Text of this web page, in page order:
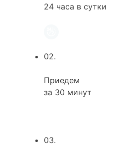
24 часа в сутки
02.
Приедем
за 30 минут
03.